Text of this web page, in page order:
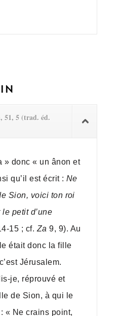
51, 5 (trad. éd.
» donc « un ânon et
qu’il est écrit : Ne
Sion, voici ton roi
petit d’une
15 ; cf. Za 9, 9). Au
était donc la fille
Jérusalem.
je, réprouvé et
de Sion, à qui le
« Ne crains point,